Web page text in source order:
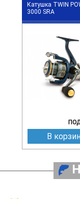
Катушка TWIN
3000 SRA
В